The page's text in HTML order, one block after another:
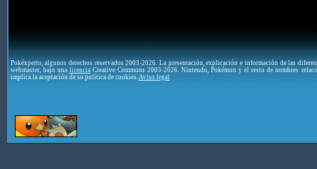
Pokéxperto, algunos derechos reservados 2003-2026. La presentación, explicación e información de las
webmaster, bajo una licenciaCreative Commons 2003-2026. Nintendo, Pokémon y el resto de nombres
implica la aceptación de su política de cookies. Aviso legal